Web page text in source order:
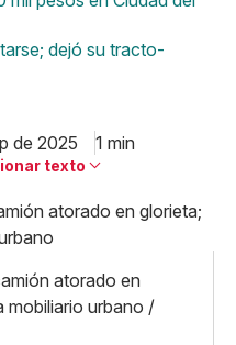
dejó su tracto-
de 2025 1 min
texto
atorado en
mobiliario urbano /